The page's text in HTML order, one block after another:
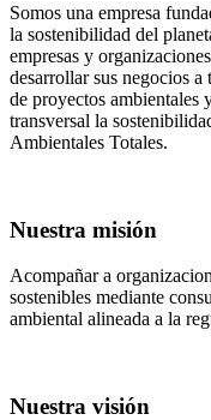
Somos una empresa
la sostenibilidad del
empresas y
desarrollar sus negocios
de proyectos ambientales
transversal la
Ambientales Totales.
Nuestra misión
Acompañar a
sostenibles mediante
ambiental alineada a la
Nuestra visión